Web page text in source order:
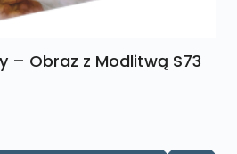
– Obraz z Modlitwą S73